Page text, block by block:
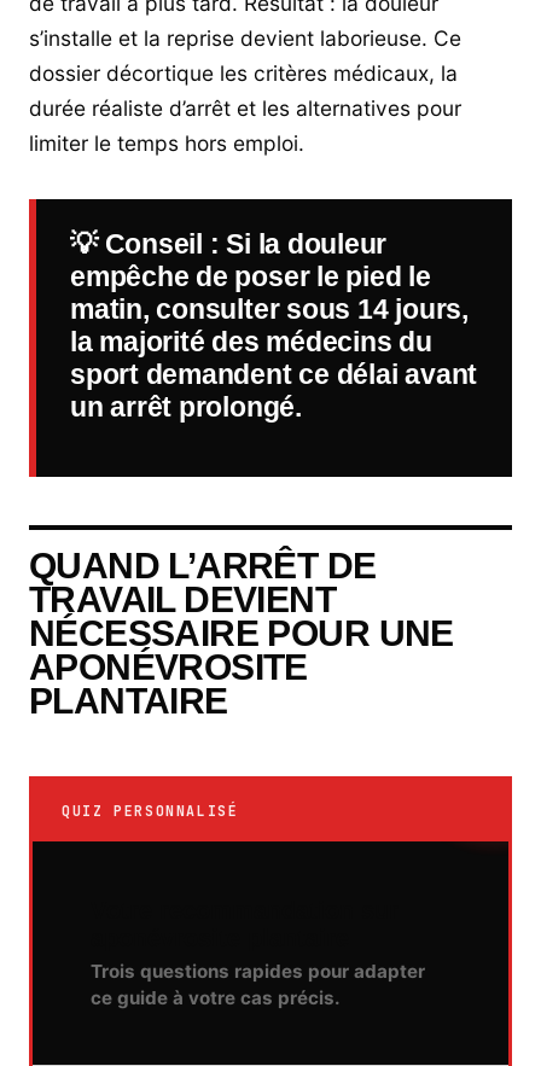
s’installe et la reprise devient laborieuse. Ce
dossier décortique les critères médicaux, la
durée réaliste d’arrêt et les alternatives pour
limiter le temps hors emploi.
💡Conseil : Si la douleur
empêche de poser le pied le
matin, consulter sous 14 jours,
la majorité des médecins du
sport demandent ce délai avant
un arrêt prolongé.
QUAND L’ARRÊT DE
TRAVAIL DEVIENT
NÉCESSAIRE POUR UNE
APONÉVROSITE
PLANTAIRE
QUIZ PERSONNALISÉ
Trois questions rapides pour adapter
ce guide à votre cas précis.